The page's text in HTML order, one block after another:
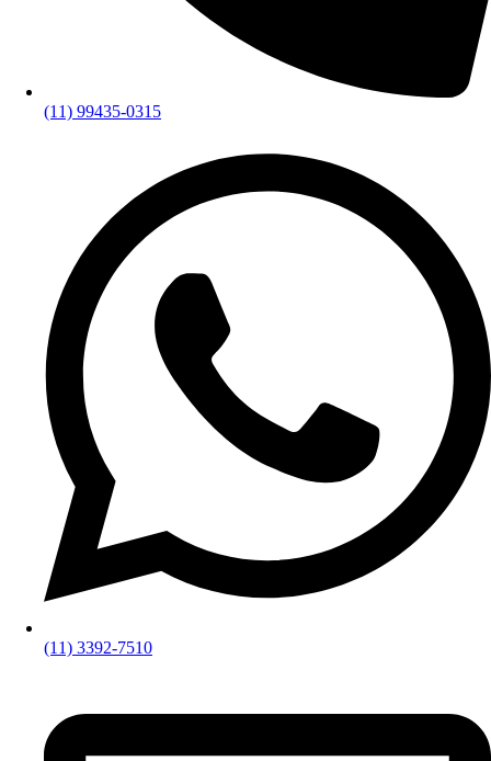
(11) 99435-0315
(11) 3392-7510